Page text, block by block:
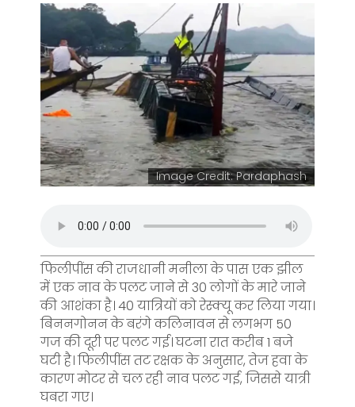
Image Credit: Pardaphash
फिलीपींस की राजधानी मनीला के पास एक झील
में एक नाव के पलट जाने से 30 लोगों के मारे जाने
की आशंका है। 40 यात्रियों को रेस्क्यू कर लिया गया।
बिननगोनन के बरंगे कलिनावन से लगभग 50
गज की दूरी पर पलट गई। घटना रात करीब 1 बजे
घटी है। फिलीपींस तट रक्षक के अनुसार, तेज हवा के
कारण मोटर से चल रही नाव पलट गई, जिससे यात्री
घबरा गए।